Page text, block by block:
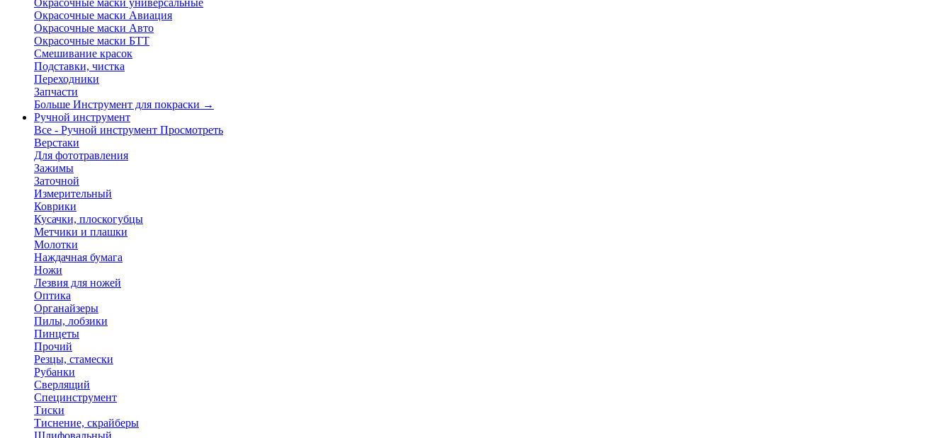
Окрасочные маски универсальные
Окрасочные маски Авиация
Окрасочные маски Авто
Окрасочные маски БТТ
Смешивание красок
Подставки, чистка
Переходники
Запчасти
Больше Инструмент для покраски →
Ручной инструмент
Все - Ручной инструмент Просмотреть
Верстаки
Для фототравления
Зажимы
Заточной
Измерительный
Коврики
Кусачки, плоскогубцы
Метчики и плашки
Молотки
Наждачная бумага
Ножи
Лезвия для ножей
Оптика
Органайзеры
Пилы, лобзики
Пинцеты
Прочий
Резцы, стамески
Рубанки
Сверлящий
Специнструмент
Тиски
Тиснение, скрайберы
Шлифовальный